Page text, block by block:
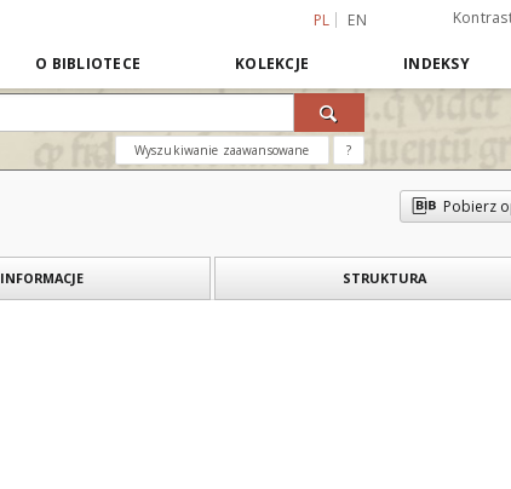
PL EN
O BIBLIOTECE KOLEKCJE INDEKSY
Wyszukiwanie zaawansowane ?
Pobierz
INFORMACJE STRUKTURA